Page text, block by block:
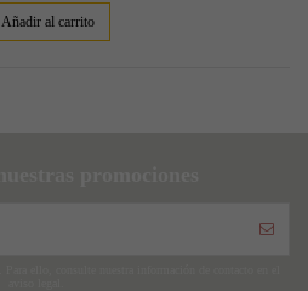
Añadir al carrito